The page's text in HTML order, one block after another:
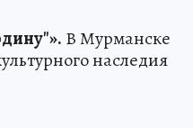
В Мурманске
наследия